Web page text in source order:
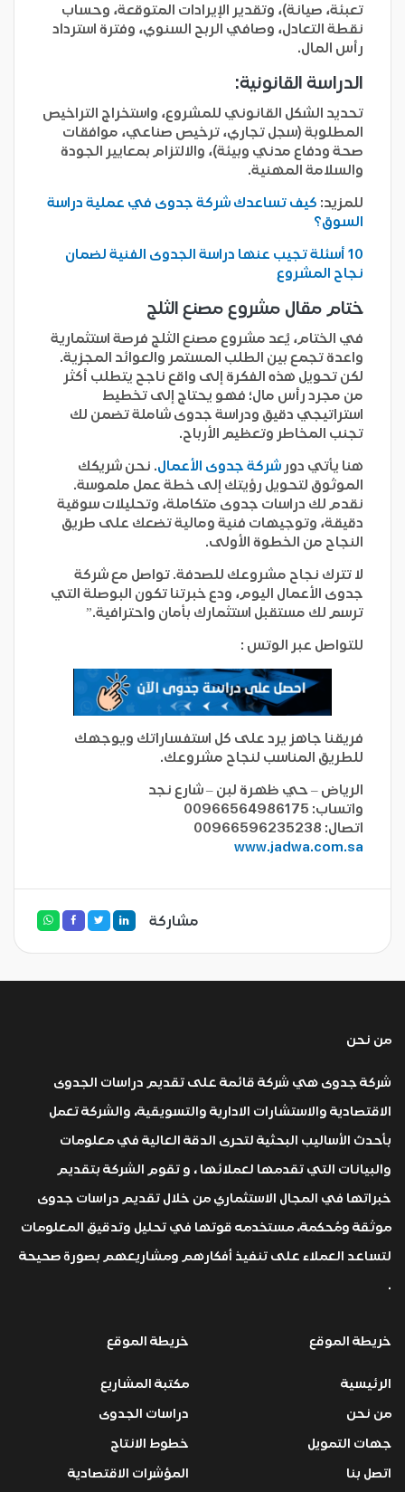
تعبئة، صيانة)، وتقدير الإيرادات المتوقعة، وحساب
نقطة التعادل، وصافي الربح السنوي، وفترة استرداد
رأس المال.
الدراسة القانونية:
تحديد الشكل القانوني للمشروع، واستخراج التراخيص
المطلوبة (سجل تجاري، ترخيص صناعي، موافقات
صحة ودفاع مدني وبيئة)، والالتزام بمعايير الجودة
والسلامة المهنية.
للمزيد: كيف تساعدك شركة جدوى في عملية دراسة
السوق؟
10 أسئلة تجيب عنها دراسة الجدوى الفنية لضمان
نجاح المشروع
ختام مقال مشروع مصنع الثلج
في الختام، يُعد مشروع مصنع الثلج فرصة استثمارية
واعدة تجمع بين الطلب المستمر والعوائد المجزية.
لكن تحويل هذه الفكرة إلى واقع ناجح يتطلب أكثر
من مجرد رأس مال؛ فهو يحتاج إلى تخطيط
استراتيجي دقيق ودراسة جدوى شاملة تضمن لك
تجنب المخاطر وتعظيم الأرباح.
هنا يأتي دور شركة جدوى الأعمال. نحن شريكك
الموثوق لتحويل رؤيتك إلى خطة عمل ملموسة.
نقدم لك دراسات جدوى متكاملة، وتحليلات سوقية
دقيقة، وتوجيهات فنية ومالية تضعك على طريق
النجاح من الخطوة الأولى.
لا تترك نجاح مشروعك للصدفة. تواصل مع شركة
جدوى الأعمال اليوم، ودع خبرتنا تكون البوصلة التي
ترسم لك مستقبل استثمارك بأمان واحترافية.”
للتواصل عبر الوتس :
فريقنا جاهز يرد على كل استفساراتك ويوجهك
للطريق المناسب لنجاح مشروعك.
الرياض – حي ظهرة لبن – شارع نجد
واتساب: 00966564986175
اتصال: 00966596235238
www.jadwa.com.sa
مشاركة
من نحن
شركة جدوى هي شركة قائمة على تقديم دراسات الجدوى
الاقتصادية والاستشارات الادارية والتسويقية، والشركة تعمل
بأحدث الأساليب البحثية لتحرى الدقة العالية في معلومات
والبيانات التي تقدمها لعملائها ، و تقوم الشركة بتقديم
خبراتها في المجال الاستثماري من خلال تقديم دراسات جدوى
موثقة ومُحكمة، مستخدمه قوتها في تحليل وتدقيق المعلومات
لتساعد العملاء على تنفيذ أفكارهم ومشاريعهم بصورة صحيحة
.
خريطة الموقع
الرئيسية
من نحن
جهات التمويل
اتصل بنا
خريطة الموقع
مكتبة المشاريع
دراسات الجدوى
خطوط الانتاج
المؤشرات الاقتصادية